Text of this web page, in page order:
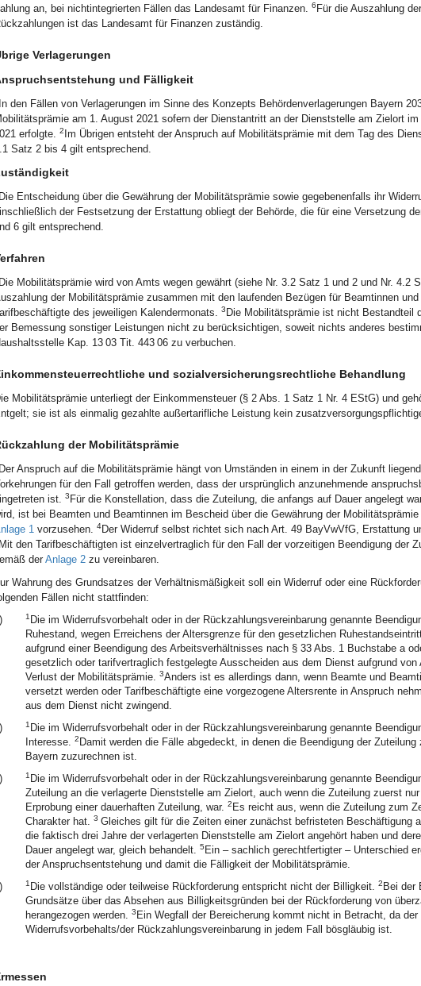
an, bei nichtintegrierten Fällen das Landesamt für Finanzen. 6 Für die Auszahlung
ist das Landesamt für Finanzen zuständig.
Verlagerungen
und Fälligkeit
In den Fällen von Verlagerungen im Sinne des Konzepts Behördenverlagerungen Bayern
am 1. August 2021 sofern der Dienstantritt an der Dienststelle am Zielort
erfolgte. 2 Im Übrigen entsteht der Anspruch auf Mobilitätsprämie mit dem Tag des
Satz 2 bis 4 gilt entsprechend.
Die Entscheidung über die Gewährung der Mobilitätsprämie sowie gegebenenfalls ihr
der Festsetzung der Erstattung obliegt der Behörde, die für eine Versetzung
6 gilt entsprechend.
Die Mobilitätsprämie wird von Amts wegen gewährt (siehe Nr. 3.2 Satz 1 und 2 und Nr. 4.2
der Mobilitätsprämie zusammen mit den laufenden Bezügen für Beamtinnen
des jeweiligen Kalendermonats. 3 Die Mobilitätsprämie ist nicht Bestandteil
Bemessung sonstiger Leistungen nicht zu berücksichtigen, soweit nichts anderes
Kap. 13 03 Tit. 443 06 zu verbuchen.
und sozialversicherungsrechtliche Behandlung
Mobilitätsprämie unterliegt der Einkommensteuer (§ 2 Abs. 1 Satz 1 Nr. 4 EStG) und
sie ist als einmalig gezahlte außertarifliche Leistung kein
der Mobilitätsprämie
Der Anspruch auf die Mobilitätsprämie hängt von Umständen in einem in der Zukunft
für den Fall getroffen werden, dass der ursprünglich anzunehmende
ist. 3 Für die Konstellation, dass die Zuteilung, die anfangs auf Dauer angelegt
ist bei Beamten und Beamtinnen im Bescheid über die Gewährung der
1vorzusehen. 4Der Widerruf selbst richtet sich nach Art. 49 BayVwVfG, Erstattung
Mit den Tarifbeschäftigten ist einzelvertraglich für den Fall der vorzeitigen Beendigung der
der Anlage 2zu vereinbaren.
Wahrung des Grundsatzes der Verhältnismäßigkeit soll ein Widerruf oder eine
Fällen nicht stattfinden:
1 Die im Widerrufsvorbehalt oder in der Rückzahlungsvereinbarung genannte
Ruhestand, wegen Erreichens der Altersgrenze für den gesetzlichen
aufgrund einer Beendigung des Arbeitsverhältnisses nach § 33 Abs. 1 Buchstabe a
gesetzlich oder tarifvertraglich festgelegte Ausscheiden aus dem Dienst aufgrund
Verlust der Mobilitätsprämie. 3Anders ist es allerdings dann, wenn Beamte und
versetzt werden oder Tarifbeschäftigte eine vorgezogene Altersrente in Anspruch
aus dem Dienst nicht zwingend.
1 Die im Widerrufsvorbehalt oder in der Rückzahlungsvereinbarung genannte
Interesse. 2 Damit werden die Fälle abgedeckt, in denen die Beendigung der
Bayern zuzurechnen ist.
1 Die im Widerrufsvorbehalt oder in der Rückzahlungsvereinbarung genannte
Zuteilung an die verlagerte Dienststelle am Zielort, auch wenn die Zuteilung zuerst
Erprobung einer dauerhaften Zuteilung, war. 2 Es reicht aus, wenn die Zuteilung zum
Charakter hat. 3 Gleiches gilt für die Zeiten einer zunächst befristeten Beschäftigung
die faktisch drei Jahre der verlagerten Dienststelle am Zielort angehört haben und
Dauer angelegt war, gleich behandelt. 5 Ein – sachlich gerechtfertigter – Unterschied
der Anspruchsentstehung und damit die Fälligkeit der Mobilitätsprämie.
1 Die vollständige oder teilweise Rückforderung entspricht nicht der Billigkeit. 2 Bei der
Grundsätze über das Absehen aus Billigkeitsgründen bei der Rückforderung von
herangezogen werden. 3 Ein Wegfall der Bereicherung kommt nicht in Betracht, da
Widerrufsvorbehalts/der Rückzahlungsvereinbarung in jedem Fall bösgläubig ist.